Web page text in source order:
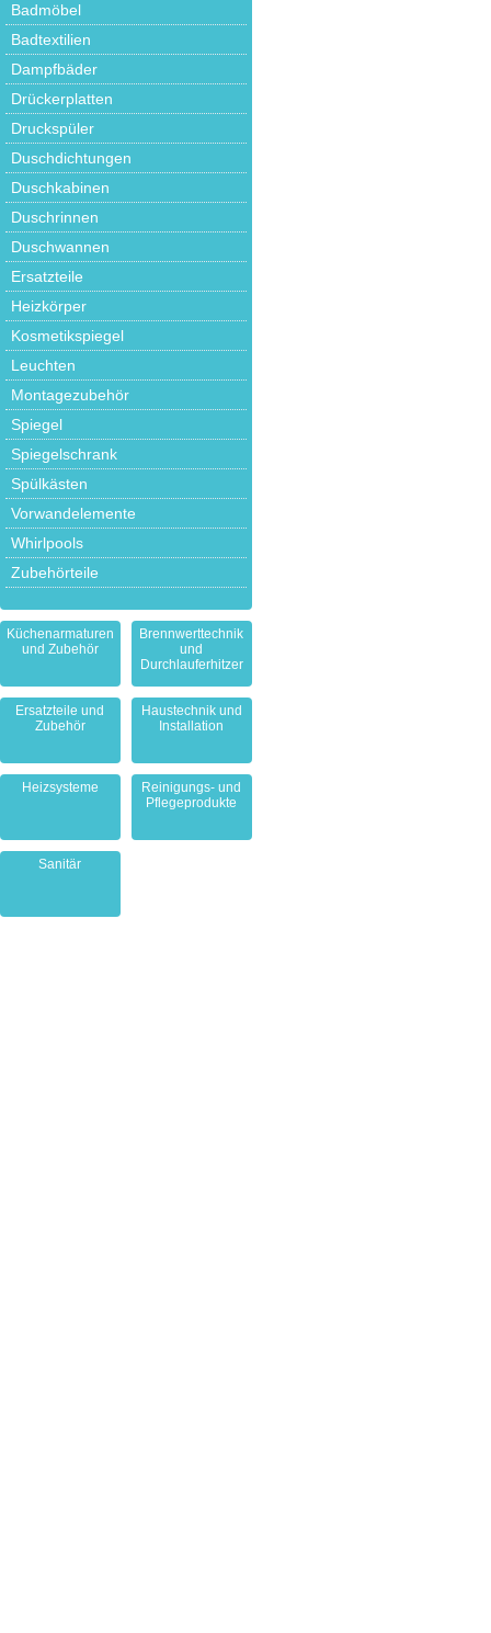
Badmöbel
Badtextilien
Dampfbäder
Drückerplatten
Druckspüler
Duschdichtungen
Duschkabinen
Duschrinnen
Duschwannen
Ersatzteile
Heizkörper
Kosmetikspiegel
Leuchten
Montagezubehör
Spiegel
Spiegelschrank
Spülkästen
Vorwandelemente
Whirlpools
Zubehörteile
Küchenarmaturen
und Zubehör
Brennwerttechnik
und
Durchlauferhitzer
Ersatzteile und
Zubehör
Haustechnik und
Installation
Heizsysteme
Reinigungs- und
Pflegeprodukte
Sanitär